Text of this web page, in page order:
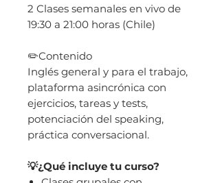
2 Clases semanales en vivo de
19:30 a 21:00 horas (Chile)
✏️Contenido
Inglés general y para el trabajo,
plataforma asincrónica con
ejercicios, tareas y tests,
potenciación del speaking,
práctica conversacional.
💡¿Qué incluye tu curso?